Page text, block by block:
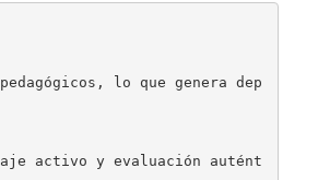
lo que genera dep
activo y evaluación autént